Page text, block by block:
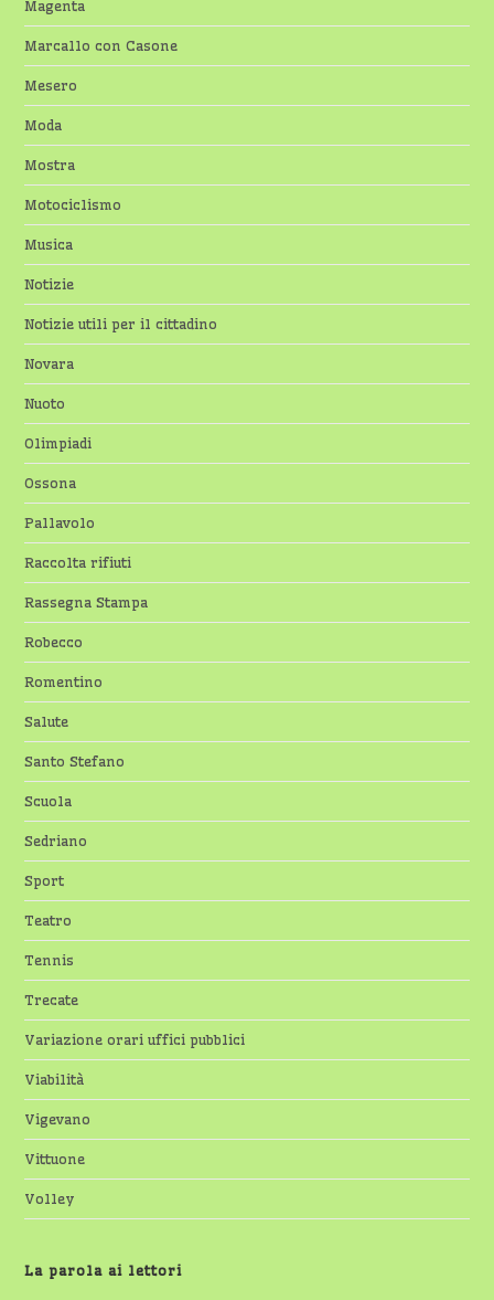
Magenta
Marcallo con Casone
Mesero
Moda
Mostra
Motociclismo
Musica
Notizie
Notizie utili per il cittadino
Novara
Nuoto
Olimpiadi
Ossona
Pallavolo
Raccolta rifiuti
Rassegna Stampa
Robecco
Romentino
Salute
Santo Stefano
Scuola
Sedriano
Sport
Teatro
Tennis
Trecate
Variazione orari uffici pubblici
Viabilità
Vigevano
Vittuone
Volley
La parola ai lettori